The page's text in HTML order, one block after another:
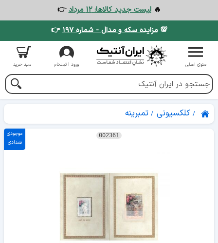
🔥لیست جدید کالاها: ۱۲ مرداد
👉
💯مزایده سکه و مدال - شماره ۱۹۷ 👉
منوی اصلی ورود | ثبت‌نام سبد خرید
کلکسیونی تمبرینه
002361
موجودی
تعدادی